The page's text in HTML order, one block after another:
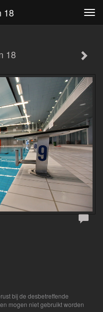
18
18
bij de desbetreffende
mogen niet gebruikt worden